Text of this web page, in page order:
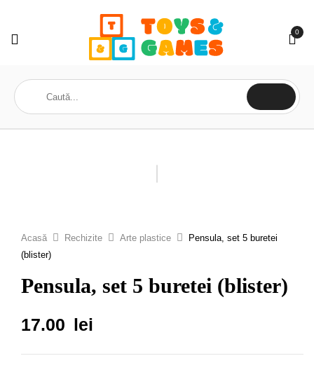
0
Acasă Rechizite Arte plastice
Pensula, set 5 buretei
(blister)
Pensula, set 5 buretei (blister)
17.00 lei